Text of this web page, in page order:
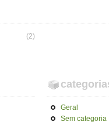
(2)
Geral
Sem categoria